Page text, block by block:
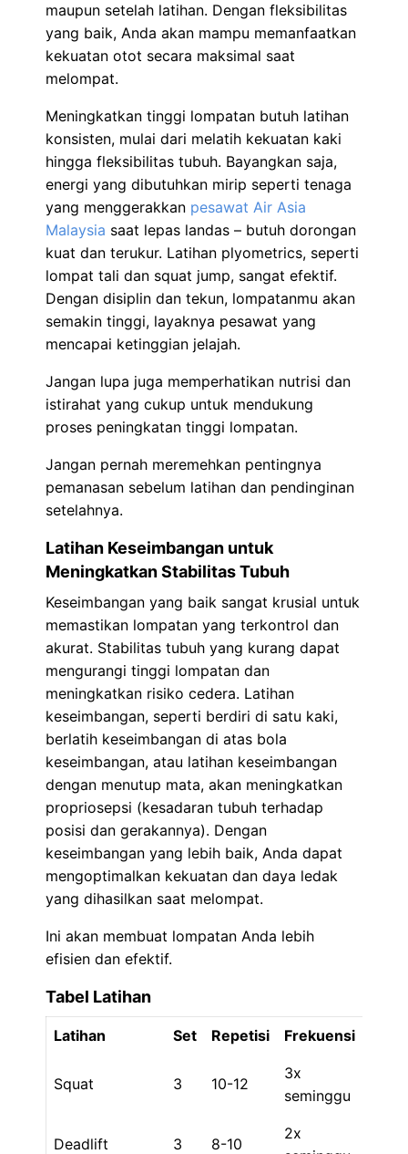
maupun setelah latihan. Dengan fleksibilitas
yang baik, Anda akan mampu memanfaatkan
kekuatan otot secara maksimal saat
melompat.
Meningkatkan tinggi lompatan butuh latihan
konsisten, mulai dari melatih kekuatan kaki
hingga fleksibilitas tubuh. Bayangkan saja,
energi yang dibutuhkan mirip seperti tenaga
yang menggerakkan pesawat Air Asia
Malaysia saat lepas landas – butuh dorongan
kuat dan terukur. Latihan plyometrics, seperti
lompat tali dan squat jump, sangat efektif.
Dengan disiplin dan tekun, lompatanmu akan
semakin tinggi, layaknya pesawat yang
mencapai ketinggian jelajah.
Jangan lupa juga memperhatikan nutrisi dan
istirahat yang cukup untuk mendukung
proses peningkatan tinggi lompatan.
Jangan pernah meremehkan pentingnya
pemanasan sebelum latihan dan pendinginan
setelahnya.
Latihan Keseimbangan untuk
Meningkatkan Stabilitas Tubuh
Keseimbangan yang baik sangat krusial untuk
memastikan lompatan yang terkontrol dan
akurat. Stabilitas tubuh yang kurang dapat
mengurangi tinggi lompatan dan
meningkatkan risiko cedera. Latihan
keseimbangan, seperti berdiri di satu kaki,
berlatih keseimbangan di atas bola
keseimbangan, atau latihan keseimbangan
dengan menutup mata, akan meningkatkan
propriosepsi (kesadaran tubuh terhadap
posisi dan gerakannya). Dengan
keseimbangan yang lebih baik, Anda dapat
mengoptimalkan kekuatan dan daya ledak
yang dihasilkan saat melompat.
Ini akan membuat lompatan Anda lebih
efisien dan efektif.
Tabel Latihan
Latihan Set Repetisi Frekuensi
Squat 3 10-12
3x
seminggu
Deadlift 3 8-10
2x